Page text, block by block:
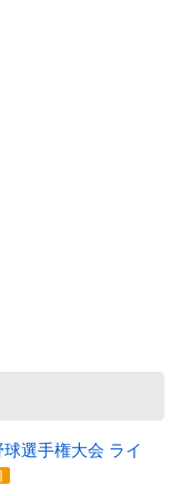
選手権大会 ライ